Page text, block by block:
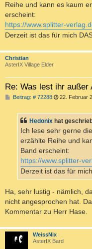
r
Reihe und kann es kaum
erscheint:
https://www.splitter-
Derzeit ist das für mich
Christian
AsterIX Village Elder
Re: Was lest ihr
Beitrag: # 72288B
r
a
22. Februar
Hedonix hat
Ich lese sehr gerne
erzählte Reihe und
Band erscheint:
https://www.splitter-
Derzeit ist das für
Ha, sehr lustig - nämlich,
nicht angesprochen hat.
Kommentar zu Herr Hase.
WeissNix
AsterIX Bard